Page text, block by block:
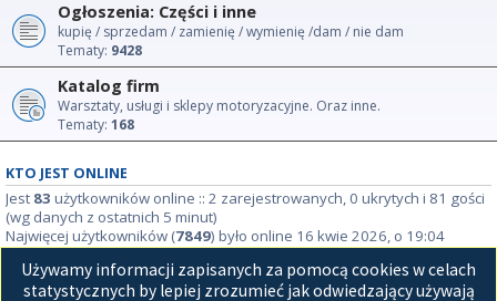
Ogłoszenia: Części i inne
kupię / sprzedam / zamienię / wymienię /dam / nie dam
Tematy: 9428
Katalog firm
Warsztaty, usługi i sklepy motoryzacyjne. Oraz inne.
Tematy: 168
KTO JEST ONLINE
Jest 83 użytkowników online :: 2 zarejestrowanych, 0 ukrytych i 81 gości
(wg danych z ostatnich 5 minut)
Najwięcej użytkowników (7849) było online 16 kwie 2026, o 19:04
STATYSTYKI
Używamy informacji zapisanych za pomocą cookies w celach
statystycznych by lepiej zrozumieć jak odwiedzający używają